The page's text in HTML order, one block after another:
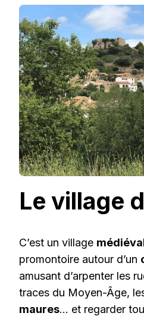
Le village
C’est un village
promontoire autour d’un
amusant d’arpenter les
traces du Moyen-Âge,
maures… et regarder